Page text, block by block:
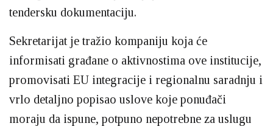
tendersku dokumentaciju.
Sekretarijat je tražio kompaniju koja će
informisati građane o aktivnostima ove institucije,
promovisati EU integracije i regionalnu saradnju i
vrlo detaljno popisao uslove koje ponuđači
moraju da ispune, potpuno nepotrebne za uslugu